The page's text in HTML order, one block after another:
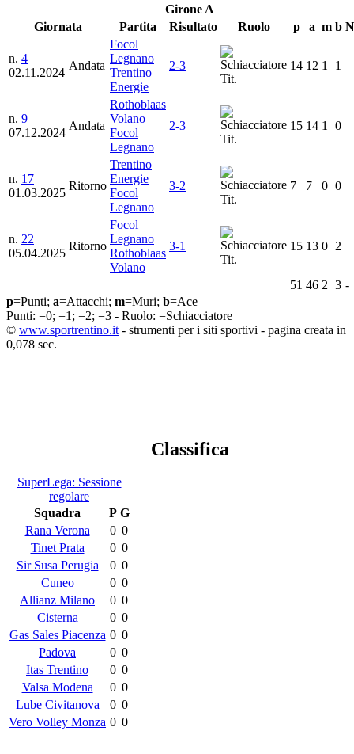
Girone A
Giornata
Partita Risultato Ruolo p a m b
n. 4
02.11.2024
Andata
Focol
Legnano
Trentino
Energie
2-3
Tit.
14 12 1 1
n. 9
07.12.2024
Andata
Rothoblaas
Volano
Focol
Legnano
2-3
Tit.
15 14 1 0
n. 17
01.03.2025
Ritorno
Trentino
Energie
Focol
Legnano
3-2
Tit.
7 7 0 0
n. 22
05.04.2025
Ritorno
Focol
Legnano
Rothoblaas
Volano
3-1
Tit.
15 13 0 2
51 46 2 3 -
p=Punti; a=Attacchi; m=Muri; b=Ace
Punti: =0; =1; =2; =3 - Ruolo: =Schiacciatore
© www.sportrentino.it - strumenti per i siti sportivi - pagina creata in
0,078 sec.
Classifica
SuperLega: Sessione
regolare
Squadra
P G
Rana Verona
0 0
Tinet Prata
0 0
Sir Susa Perugia
0 0
Cuneo
0 0
Allianz Milano
0 0
Cisterna
0 0
Gas Sales Piacenza 0 0
Padova
0 0
Itas Trentino
0 0
Valsa Modena
0 0
Lube Civitanova
0 0
Vero Volley Monza 0 0